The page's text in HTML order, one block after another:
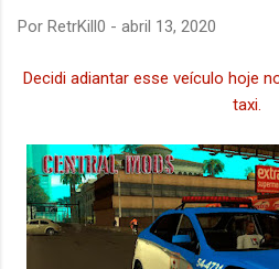
Por RetrKill0 - abril 13, 2020
Decidi adiantar esse veículo hoje
taxi.